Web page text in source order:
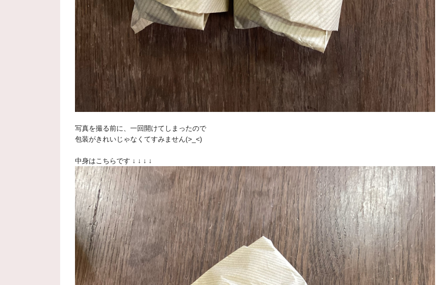
写真を撮る前に、一回開けてしまったので
包装がきれいじゃなくてすみません(>_<)
中身はこちらです ↓ ↓ ↓ ↓